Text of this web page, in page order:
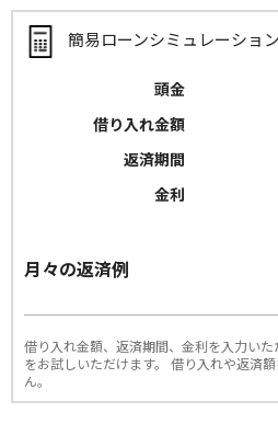
簡易ローンシミュレーション
頭金
借り入れ金額
返済期間
金利
月々の返済例
借り入れ金額、返済期間、金利を入力いた
をお試しいただけます。
借り入れや返済
ん。